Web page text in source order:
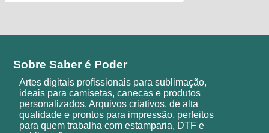
Sobre Saber é Poder
Artes digitais profissionais para sublimação,
ideais para camisetas, canecas e produtos
personalizados. Arquivos criativos, de alta
qualidade e prontos para impressão, perfeitos
para quem trabalha com estamparia, DTF e